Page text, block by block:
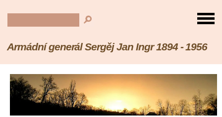
Armádní generál Sergěj Jan Ingr 1894 - 1956